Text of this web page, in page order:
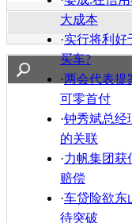
大成本
·实行将利好
买车?
·两会代表提
可零首付
·钟秀斌总经
的关联
·力帆集团获
赔偿
·车贷险欲东
待突破